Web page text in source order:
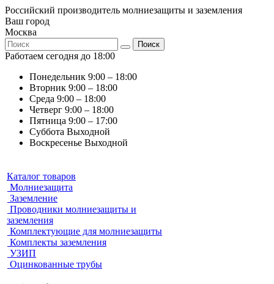
Российский производитель молниезащиты и заземления
Ваш город
Москва
Поиск
Работаем сегодня до 18:00
Понедельник 9:00 – 18:00
Вторник 9:00 – 18:00
Среда 9:00 – 18:00
Четверг 9:00 – 18:00
Пятница 9:00 – 17:00
Суббота Выходной
Воскресенье Выходной
Каталог товаров
Молниезащита
Заземление
Проводники молниезащиты и
заземления
Комплектующие для молниезащиты
Комплекты заземления
УЗИП
Оцинкованные трубы